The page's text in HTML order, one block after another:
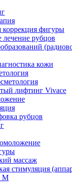
фигуры
рубцов
кожи
лифтинг Vivace
рубцов
массаж
стимуляция
M